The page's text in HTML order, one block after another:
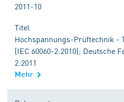
2011-10
Titel
Hochspannungs-Prüftechnik -
(IEC 60060-2:2010); Deutsche
2:2011
Mehr